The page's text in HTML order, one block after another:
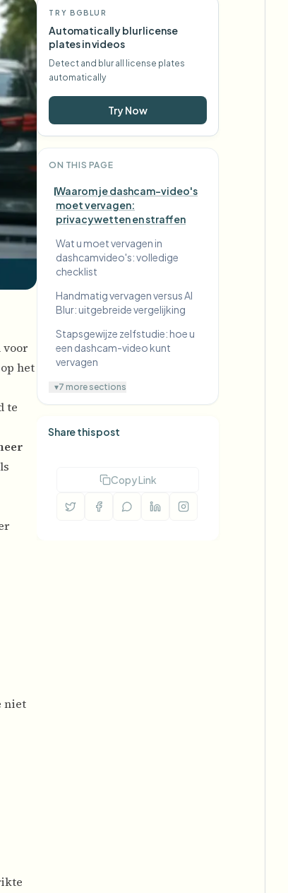
voor
het
te
niet
TRY BGBLUR
Automatically blur license
plates in videos
Detect and blur all license plates
automatically
Try Now
ON THIS PAGE
Waarom je dashcam-video's
moet vervagen:
privacywetten en straffen
Wat u moet vervagen in
dashcamvideo's: volledige
checklist
Handmatig vervagen versus AI
Blur: uitgebreide vergelijking
Stapsgewijze zelfstudie: hoe u
een dashcam-video kunt
vervagen
▾7 more sections
Share this post
Copy Link